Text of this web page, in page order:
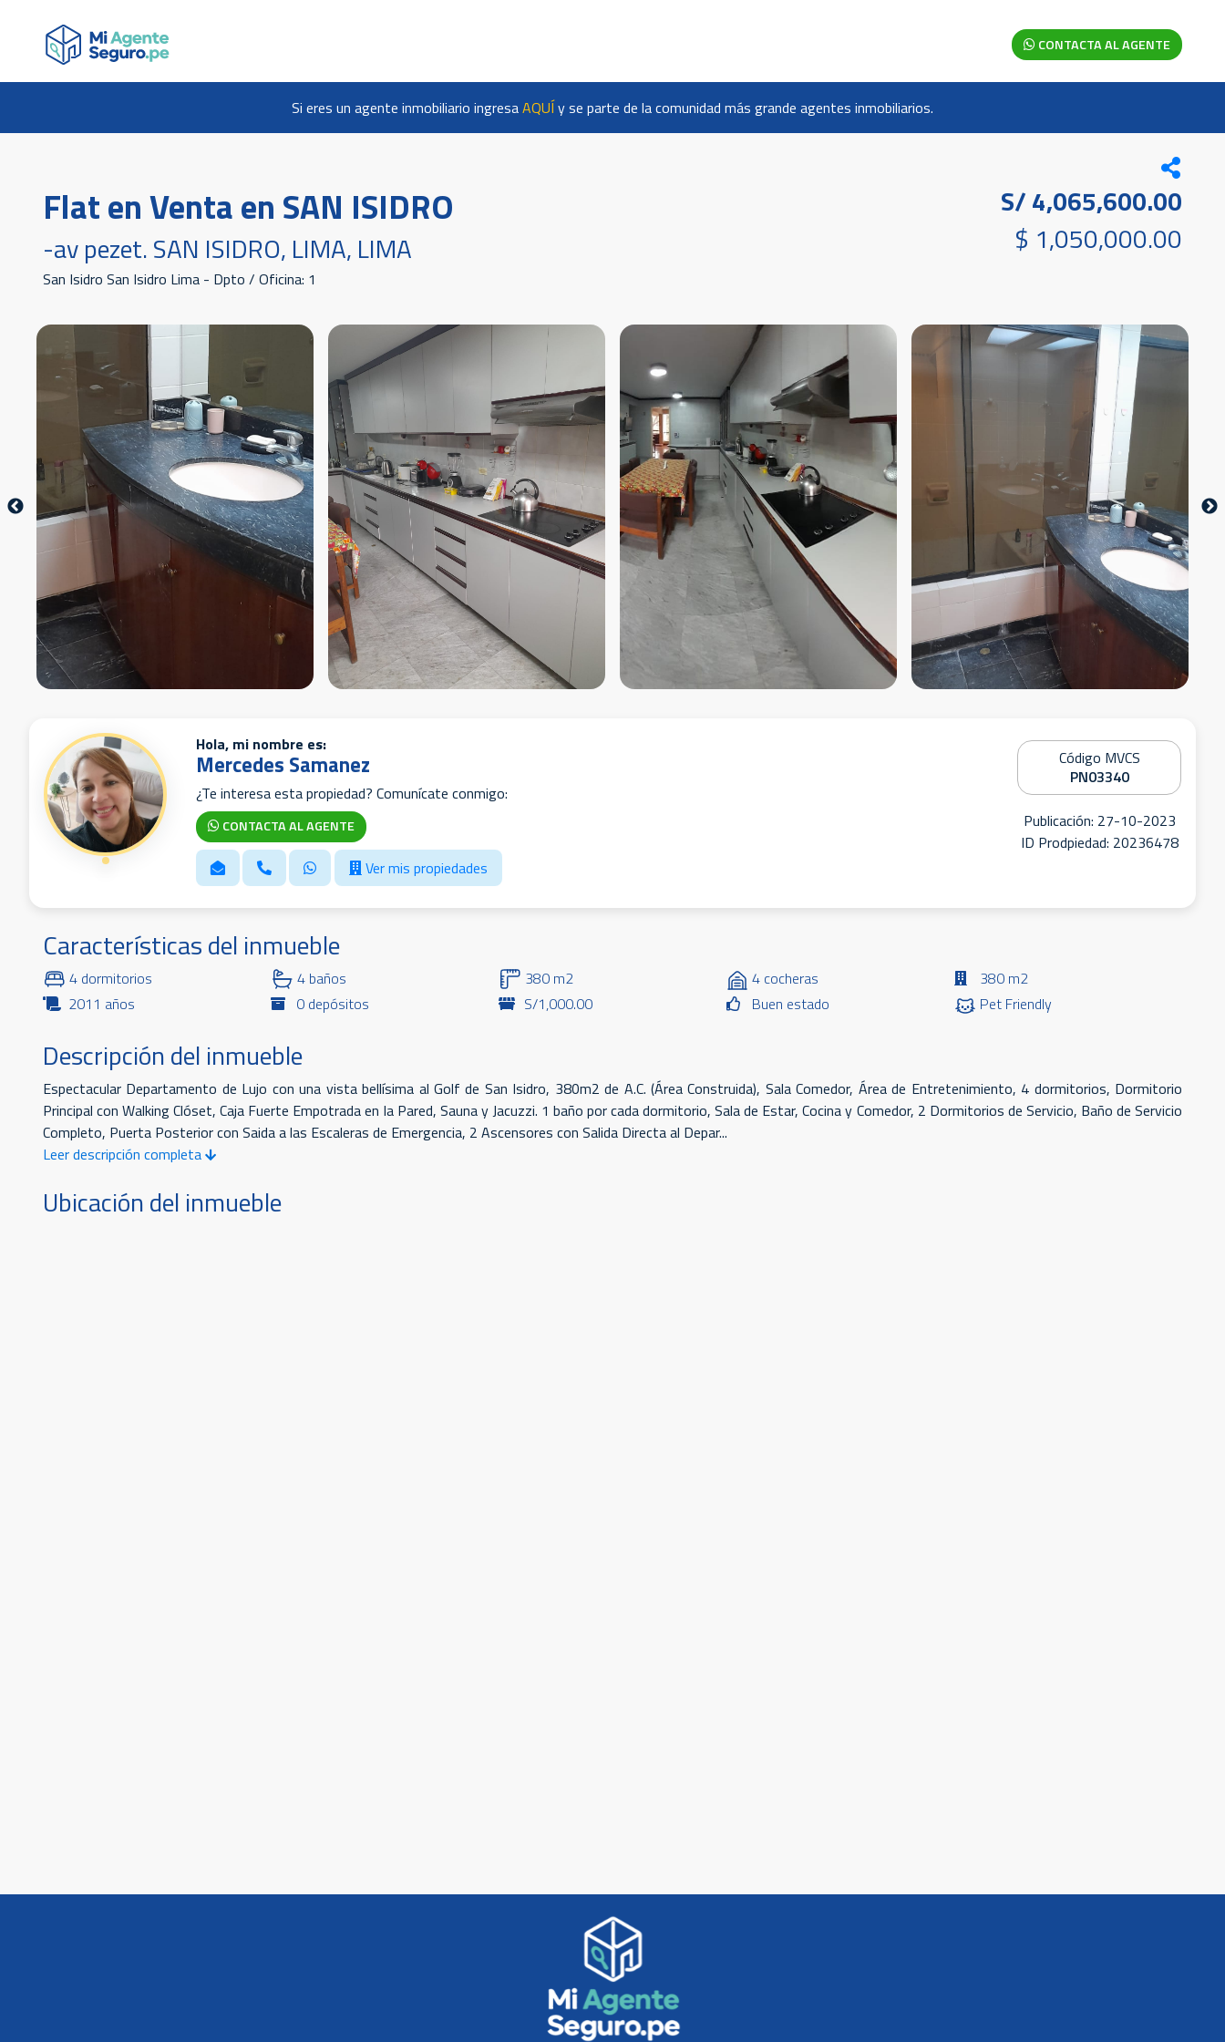
CONTACTA AL AGENTE
Si eres un agente inmobiliario ingresaAQUÍy se parte de la comunidad más grande agentes inmobiliarios.
Flat en Venta en SAN ISIDRO
-av pezet. SAN ISIDRO, LIMA, LIMA
San Isidro San Isidro Lima - Dpto / Oficina: 1
S/ 4,065,600.00
$ 1,050,000.00
Hola, mi nombre es:
Mercedes Samanez
¿Te interesa esta propiedad? Comunícate conmigo:
CONTACTA AL AGENTE
Ver mis propiedades
Código MVCS
PN03340
Publicación: 27-10-2023
ID Prodpiedad: 20236478
Características del inmueble
4 dormitorios 4 baños 380 m2 4 cocheras
380 m2
2011 años
0 depósitos S/1,000.00 Buen estado Pet Friendly
Descripción del inmueble
Espectacular Departamento de Lujo con una vista bellísima al Golf de San Isidro, 380m2 de A.C. (Área Construida), Sala Comedor, Área de Entretenimiento, 4 dormitorios, Dormitorio
Principal con Walking Clóset, Caja Fuerte Empotrada en la Pared, Sauna y Jacuzzi. 1 baño por cada dormitorio, Sala de Estar, Cocina y Comedor, 2 Dormitorios de Servicio, Baño de Servicio
Completo, Puerta Posterior con Saida a las Escaleras de Emergencia, 2 Ascensores con Salida Directa al Depar...
Leer descripción completa
Ubicación del inmueble